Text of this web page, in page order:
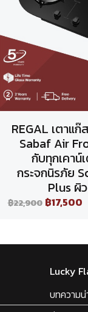
REGAL เตาแ
Sabaf Air
กับทุกเคาน์
กระจกนิรภัย
Plus ผิ
฿22,900 ฿17,500
Lucky
บทความน่